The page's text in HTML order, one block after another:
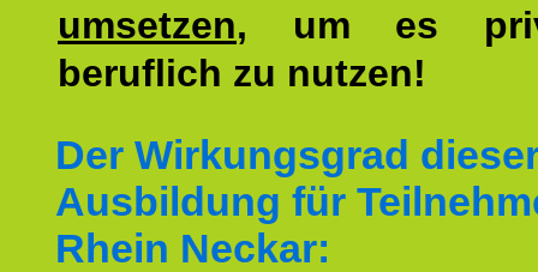
umsetzen, um es
beruflich zu nutzen!
Der Wirkungsgrad
Ausbildung für
Rhein Neckar: